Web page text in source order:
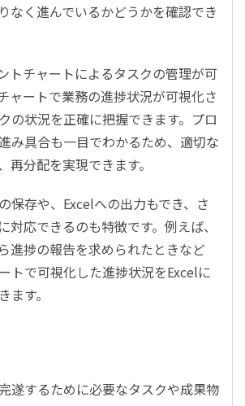
なく進んでいるかどうかを確認でき
トチャートによるタスクの管理が可
ャートで業務の進捗状況が可視化さ
の状況を正確に把握できます。プロ
み具合も一目でわかるため、適切な
再分配を実現できます。
保存や、Excelへの出力もでき、さ
対応できるのも特徴です。例えば、
進捗の報告を求められたときなど
トで可視化した進捗状況をExcelに
ます。
遂するために必要なタスクや成果物